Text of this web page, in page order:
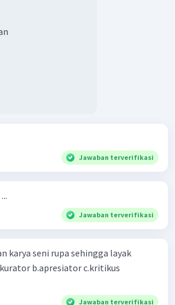
Jawaban terverifikasi
Jawaban terverifikasi
karya seni rupa sehingga layak
b.apresiator c.kritikus
Jawaban terverifikasi